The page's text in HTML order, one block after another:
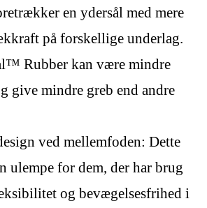
en ydersål med mere
på forskellige underlag.
Rubber kan være mindre
give mindre greb end andre
ved mellemfoden: Dette
ulempe for dem, der har brug
og bevægelsesfrihed i